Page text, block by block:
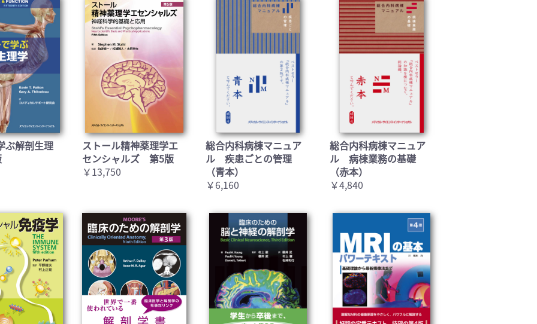
ぶ解剖生理
ストール精神薬理学エ
センシャルズ 第5版
￥13,750
総合内科病棟マニュア
ル 疾患ごとの管理
（青本）
￥6,160
総合内科病棟マニュア
ル 病棟業務の基礎
（赤本）
￥4,840